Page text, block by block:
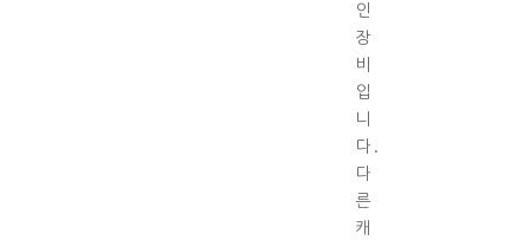
인
장
비
입
니
다.
다
른
캐